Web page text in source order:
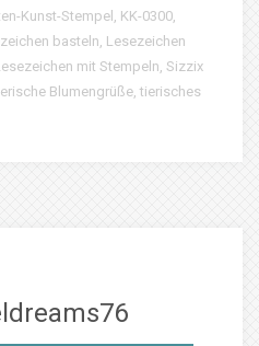
Kunst-Stempel , KK-0300,
basteln, Lesezeichen
mit Stempeln, Sizzix
Blumengrüße, tierisches